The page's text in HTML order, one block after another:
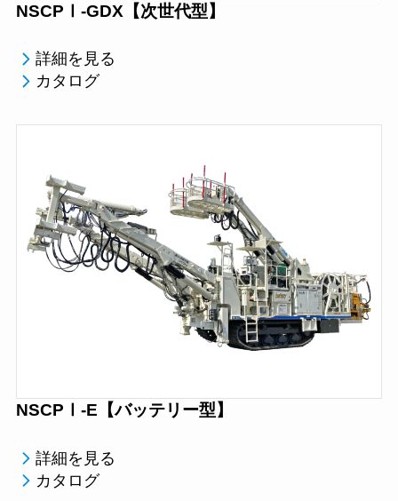
NSCPⅠ-GDX【次世代型】
詳細を見る
カタログ
NSCPⅠ-E【バッテリー型】
詳細を見る
カタログ